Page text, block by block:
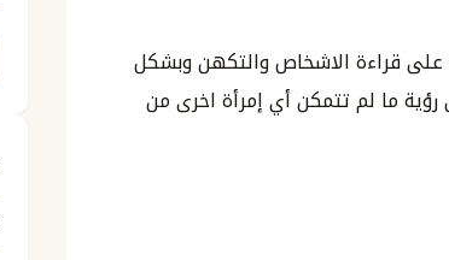
على قراءة الاشخاص والتكهن وبشكل
ما لم تتمكن أي إمرأة اخرى من